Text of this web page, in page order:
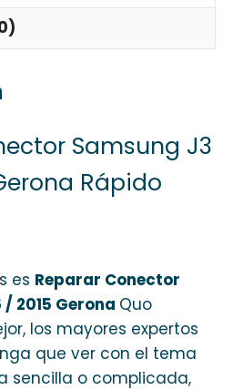
Samsung J3
Rápido
es Reparar Conector
2015 Gerona Quo
los mayores expertos
que ver con el tema
sencilla o complicada,